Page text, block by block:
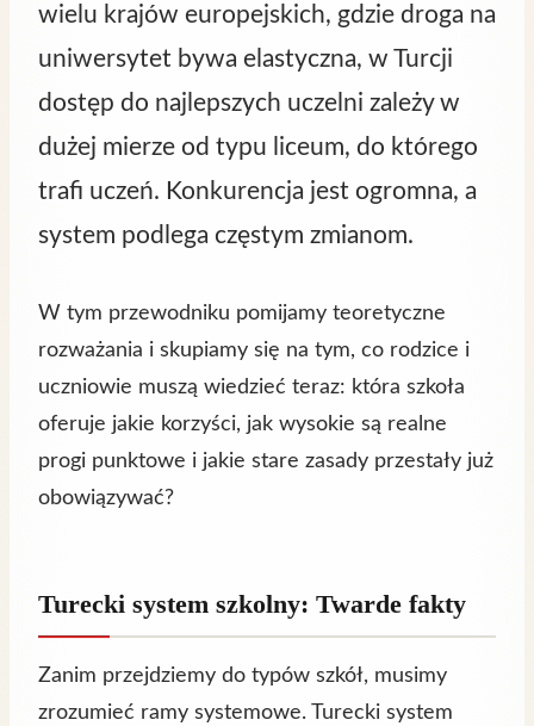
wielu krajów europejskich, gdzie droga na
uniwersytet bywa elastyczna, w Turcji
dostęp do najlepszych uczelni zależy w
dużej mierze od typu liceum, do którego
trafi uczeń. Konkurencja jest ogromna, a
system podlega częstym zmianom.
W tym przewodniku pomijamy teoretyczne
rozważania i skupiamy się na tym, co rodzice i
uczniowie muszą wiedzieć teraz: która szkoła
oferuje jakie korzyści, jak wysokie są realne
progi punktowe i jakie stare zasady przestały już
obowiązywać?
Turecki system szkolny: Twarde fakty
Zanim przejdziemy do typów szkół, musimy
zrozumieć ramy systemowe. Turecki system